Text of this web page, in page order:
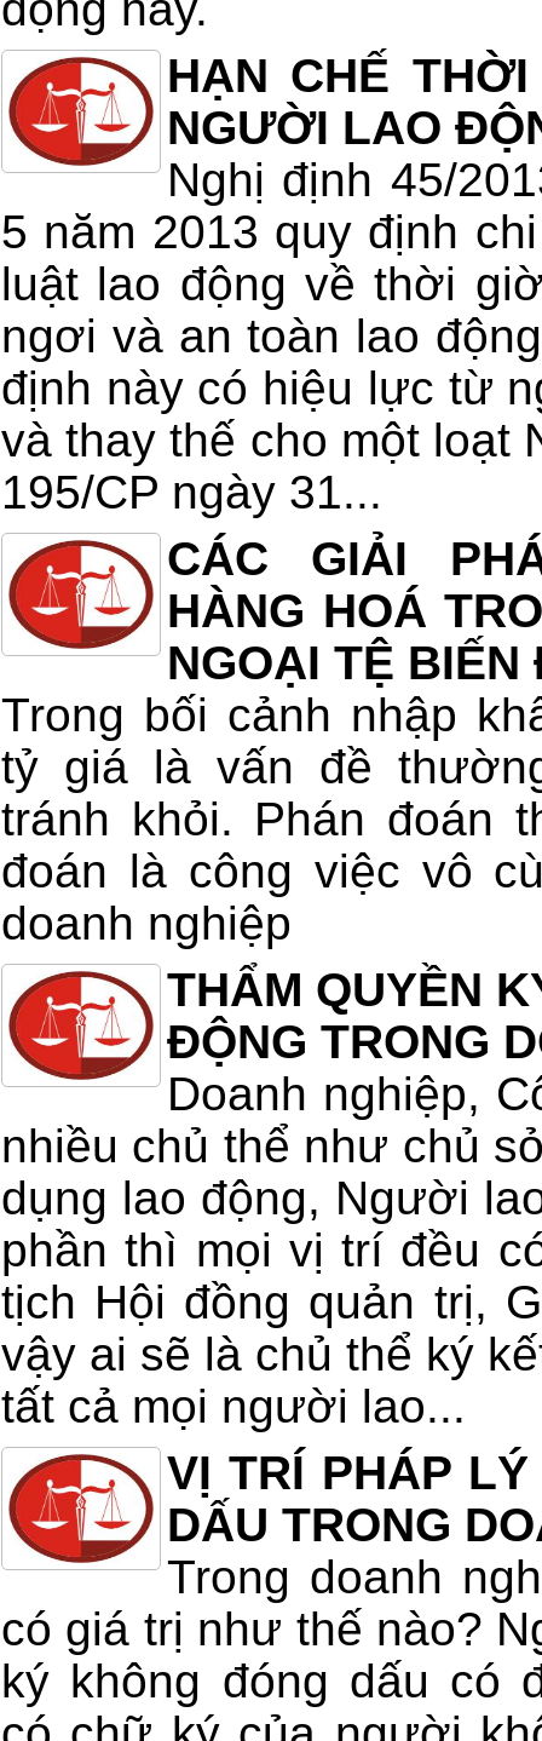
HẠN CHẾ
NGƯỜI LAO
Nghị định 45/
5 năm 2013 quy định
luật lao động về thời
ngơi và an toàn lao
định này có hiệu lực từ
và thay thế cho một loạt
195/CP ngày 31...
CÁC GIẢI
HÀNG HOÁ
NGOẠI TỆ BIẾN
Trong bối cảnh nhập
tỷ giá là vấn đề
tránh khỏi. Phán đoán
đoán là công việc vô
doanh nghiệp
THẨM QUYỀN
ĐỘNG TRONG
Doanh nghiệp,
nhiều chủ thể như chủ
dụng lao động, Người
phần thì mọi vị trí đều
tịch Hội đồng quản trị,
vậy ai sẽ là chủ thể ký
tất cả mọi người lao...
VỊ TRÍ PHÁP
DẤU TRONG
Trong doanh
có giá trị như thế nào?
ký không đóng dấu có